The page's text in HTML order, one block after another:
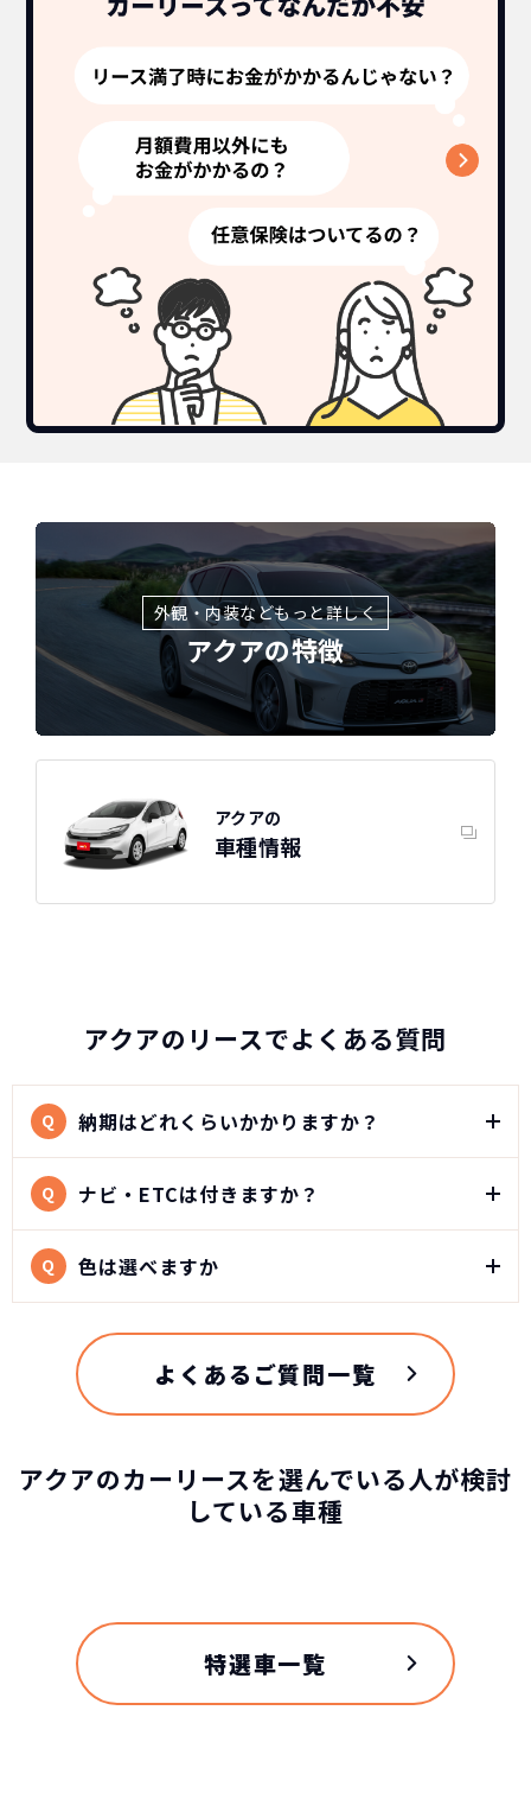
外観・内装などもっと詳しく
アクアの特徴
アクアの
車種情報
アクアのリースでよくある質問
Q 納期はどれくらいかかりますか？
Q ナビ・ETCは付きますか？
Q 色は選べますか
よくあるご質問一覧
アクアのカーリースを選んでいる人が検討
している車種
特選車一覧